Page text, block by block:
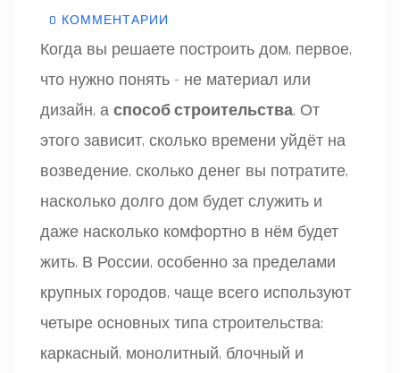
0 КОММЕНТАРИИ
Когда вы решаете построить дом, первое,
что нужно понять - не материал или
дизайн, а способ строительства. От
этого зависит, сколько времени уйдёт на
возведение, сколько денег вы потратите,
насколько долго дом будет служить и
даже насколько комфортно в нём будет
жить. В России, особенно за пределами
крупных городов, чаще всего используют
четыре основных типа строительства:
каркасный, монолитный, блочный и